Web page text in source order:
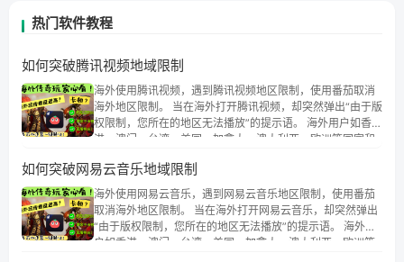
热门软件教程
如何突破腾讯视频地域限制
海外使用腾讯视频，遇到腾讯视频地区限制，使用番茄取消
海外地区限制。 当在海外打开腾讯视频，却突然弹出“由于版
权限制，您所在的地区无法播放”的提示语。 海外用户如香
港、澳门、台湾、美国、加拿大、澳大利亚、欧洲等国家和
权限制问题，且仅能在中国大陆地区播放。 遇到这个问题的
朋友们，使用番茄回国加速器，即可解决「海外用户收听腾
讯视频地区版权限制」的问题，无论人在香港、澳门、台
湾、美国、加拿大、澳大利亚、欧洲等国家和地区工作、留
学、定居等，都可以使用，不再因地区和版权限制所困扰。
如何突破网易云音乐地域限制
海外使用网易云音乐，遇到网易云音乐地区限制，使用番茄
取消海外地区限制。 当在海外打开网易云音乐，却突然弹出
“由于版权限制，您所在的地区无法播放”的提示语。 海外用
户如香港、澳门、台湾、美国、加拿大、澳大利亚、欧洲等